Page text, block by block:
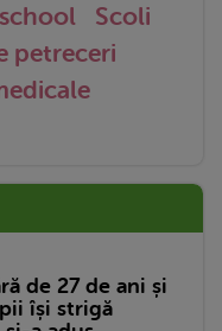
Scoli
petreceri
de 27 de ani și
își strigă